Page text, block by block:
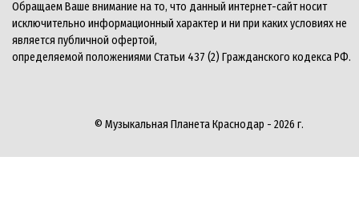
Обращаем Ваше внимание на то, что данный интернет-сайт носит
исключительно информационный характер и ни при каких условиях не
является публичной офертой,
определяемой положениями Статьи 437 (2) Гражданского кодекса РФ.
© Музыкальная Планета Краснодар - 2026 г.